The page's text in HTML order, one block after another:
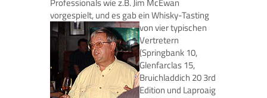
vorgespielt, und es gab ein Whisky-Tasting
von vier typischen
Vertretern
(Springbank 10,
Glenfarclas 15,
Bruichladdich 20 3rd
Edition und Laproaig